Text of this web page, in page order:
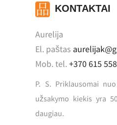
KONTAKTAI
Aurelija
El. paštas
Mob. tel.+370 615
P. S. Priklausomai
užsakymo kiekis yra
daugiau.